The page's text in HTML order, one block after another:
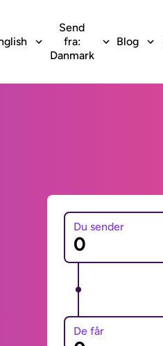
Send
fra:
Danmark
Blog
Du sender
De får